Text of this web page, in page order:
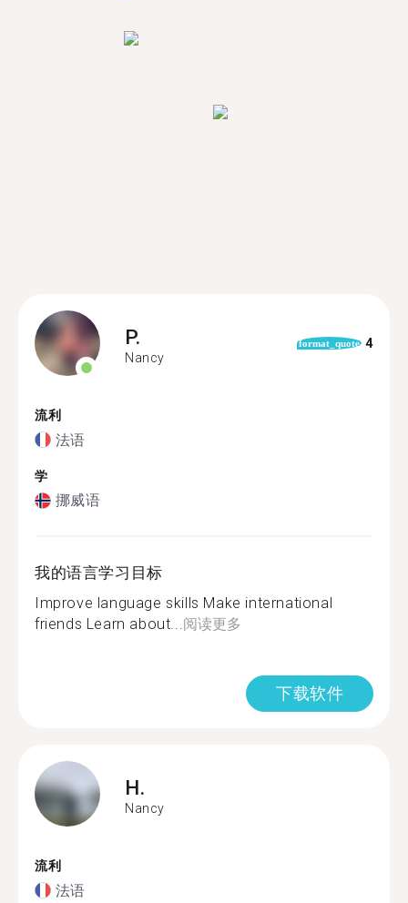
P.
Nancy
format_quote 4
流利
法语
学
挪威语
我的语言学习目标
Improve language skills Make international
friends Learn about...阅读更多
下载软件
H.
Nancy
流利
法语